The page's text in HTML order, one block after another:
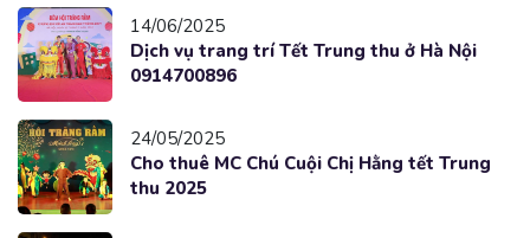
14/06/2025
Dịch vụ trang trí Tết Trung thu ở Hà Nội
0914700896
24/05/2025
Cho thuê MC Chú Cuội Chị Hằng tết Trung
thu 2025